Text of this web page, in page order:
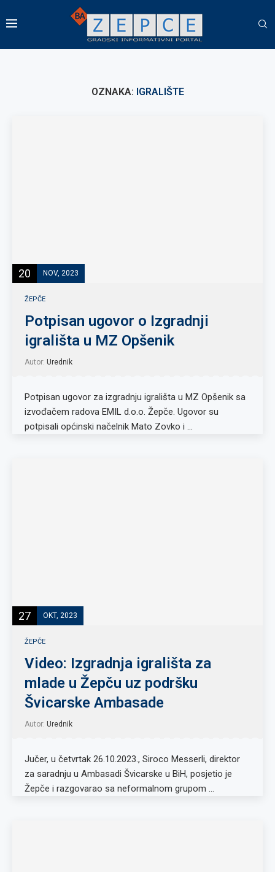
OZNAKA: IGRALIŠTE
20 NOV, 2023
ŽEPČE
Potpisan ugovor o Izgradnji
igrališta u MZ Opšenik
Autor: Urednik
Potpisan ugovor za izgradnju igrališta u MZ Opšenik sa
izvođačem radova EMIL d.o.o. Žepče. Ugovor su
potpisali općinski načelnik Mato Zovko i …
27 OKT, 2023
ŽEPČE
Video: Izgradnja igrališta za
mlade u Žepču uz podršku
Švicarske Ambasade
Autor: Urednik
Jučer, u četvrtak 26.10.2023., Siroco Messerli, direktor
za saradnju u Ambasadi Švicarske u BiH, posjetio je
Žepče i razgovarao sa neformalnom grupom …